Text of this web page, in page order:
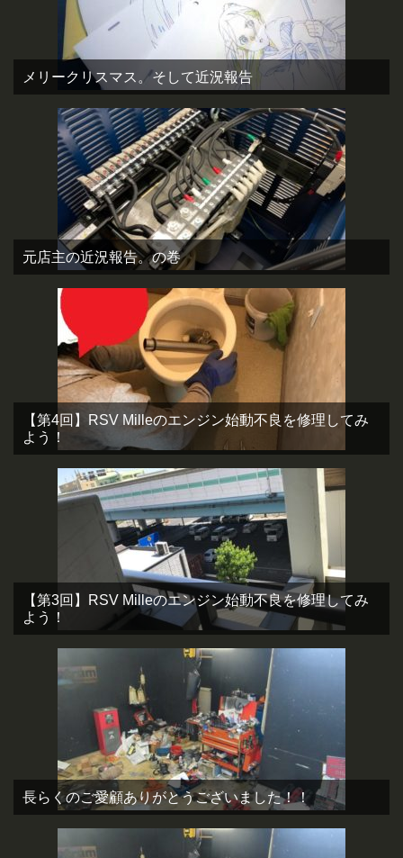
メリークリスマス。そして近況報告
元店主の近況報告。の巻
【第4回】RSV Milleのエンジン始動不良を修理してみ
よう！
【第3回】RSV Milleのエンジン始動不良を修理してみ
よう！
長らくのご愛顧ありがとうございました！！